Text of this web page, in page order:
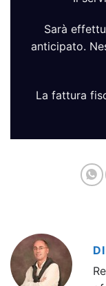
Sarà
anticipato.
La fattura